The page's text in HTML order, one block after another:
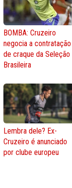
BOMBA: Cruzeiro
negocia a contratação
de craque da Seleção
Brasileira
Lembra dele? Ex-
Cruzeiro é anunciado
por clube europeu